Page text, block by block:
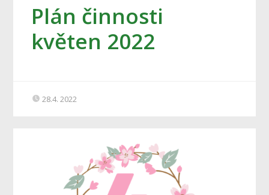
Plán činnosti
květen 2022
28.4. 2022